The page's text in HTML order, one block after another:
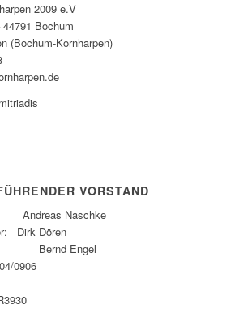
2009 e.V
Bochum
(Bochum-Kornharpen)
VORSTAND
Andreas Naschke
Dirk Dören
Engel
0906